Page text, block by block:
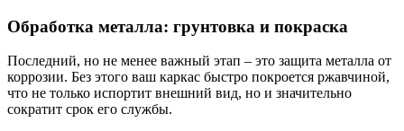
Обработка металла: грунтовка и покраска
Последний, но не менее важный этап – это защита металла от
коррозии. Без этого ваш каркас быстро покроется ржавчиной,
что не только испортит внешний вид, но и значительно
сократит срок его службы.